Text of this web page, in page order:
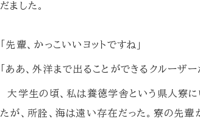
だました。
「先輩、かっこいいヨットですね」
「ああ、外洋まで出ることができるクルーザ
大学生の頃、私は養徳学舎という県人寮
たが、所詮、海は遠い存在だった。寮の先